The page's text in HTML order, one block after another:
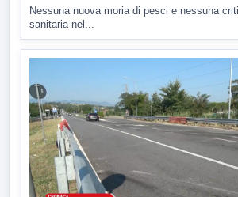
Nessuna nuova moria di pesci e nessuna
sanitaria nel...